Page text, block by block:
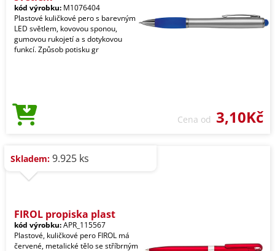
kód výrobku: M1076404
Plastové kuličkové pero s barevným
LED světlem, kovovou sponou,
gumovou rukojetí a s dotykovou
funkcí. Způsob potisku gr
Cena od 3,10Kč
Skladem: 9.925 ks
FIROL propiska plast
kód výrobku:APR_115567
Plastové, kuličkové pero FIROL má
červené, metalické tělo se stříbrným